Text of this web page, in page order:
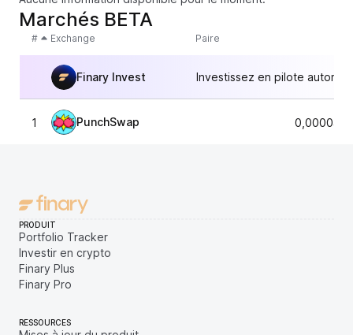
Marchés BETA
# Exchange Paire
Finary Invest Investissez en pilote
1 PunchSwap
PRODUIT
Portfolio Tracker
Investir en crypto
Finary Plus
Finary Pro
RESSOURCES